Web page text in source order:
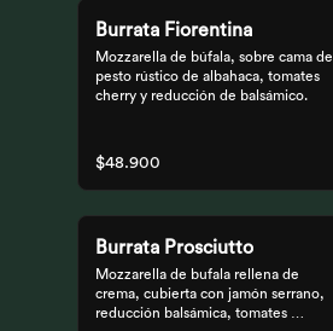
Burrata Fiorentina
Mozzarella de búfala, sobre cama de
pesto rústico de albahaca, tomates
cherry y reducción de balsámico.
$48.900
Burrata Prosciutto
Mozzarella de bufala rellena de
crema, cubierta con jamón serrano,
reducción balsámica, tomates